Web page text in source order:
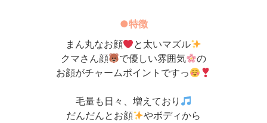
●特徴
まん丸なお顔
と太いマズル
クマさん顔
で優しい雰囲気
の
お顔がチャームポイントですっ
毛量も日々、増えており
だんだんとお顔
やボディから